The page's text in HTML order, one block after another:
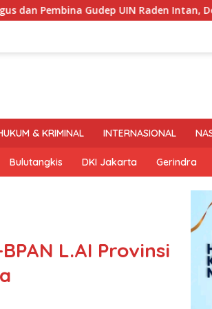
Intan, Dorong Pramuka Perkuat
& KRIMINAL INTERNASIONAL
Bulutangkis DKI Jakarta Gerindra
L.AI Provinsi